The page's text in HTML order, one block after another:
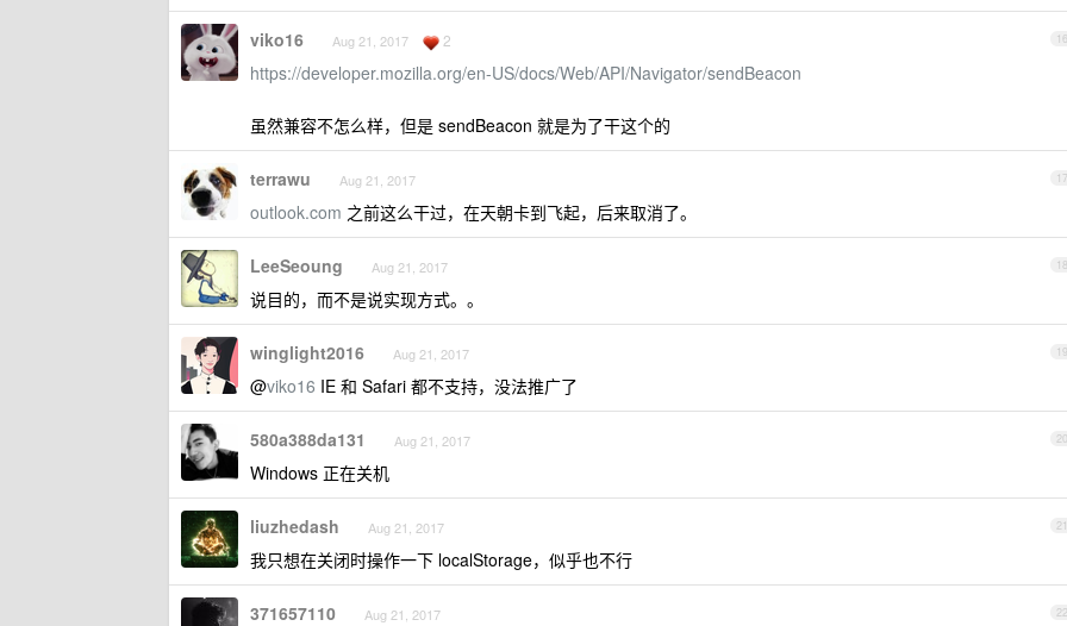
16
viko16 Aug 21, 2017 2
https://developer.mozilla.org/en-US/docs/Web/API/Navigator/sendBeacon
虽然兼容不怎么样，但是 sendBeacon 就是为了干这个的
17
terrawu Aug 21, 2017
outlook.com 之前这么干过，在天朝卡到飞起，后来取消了。
18
LeeSeoung Aug 21, 2017
说目的，而不是说实现方式。。
19
winglight2016 Aug 21, 2017
@viko16 IE 和 Safari 都不支持，没法推广了
20
580a388da131 Aug 21, 2017
Windows 正在关机
21
liuzhedash Aug 21, 2017
我只想在关闭时操作一下 localStorage，似乎也不行
22
371657110 Aug 21, 2017